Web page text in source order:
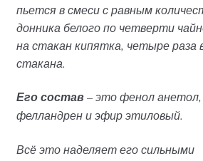
пьется в смеси с равным
донника белого по четверти
на стакан кипятка, четыре раза
стакана.
Его состав– это фенол анетол,
фелландрен и эфир этиловый.
Всё это наделяет его сильными